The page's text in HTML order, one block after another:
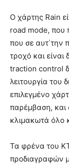
Ο χάρτης Rain
road mode, που
που σε αυτ΄την
τροχό και είναι
traction control
λειτουργία του
επιλεγμένο
παρέμβαση, και
κλιμακωτά όλο
Τα φρένα του
προδιαγραφών